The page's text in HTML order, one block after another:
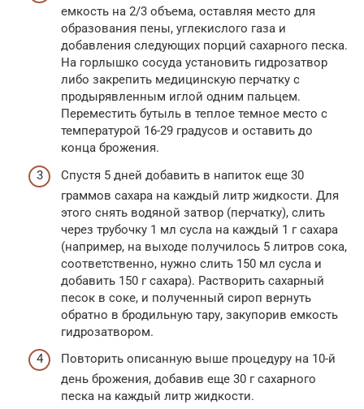
емкость на 2/3 объема, оставляя место для
образования пены, углекислого газа и
добавления следующих порций сахарного песка.
На горлышко сосуда установить гидрозатвор
либо закрепить медицинскую перчатку с
продырявленным иглой одним пальцем.
Переместить бутыль в теплое темное место с
температурой 16-29 градусов и оставить до
конца брожения.
Спустя 5 дней добавить в напиток еще 30
граммов сахара на каждый литр жидкости. Для
этого снять водяной затвор (перчатку), слить
через трубочку 1 мл сусла на каждый 1 г сахара
(например, на выходе получилось 5 литров сока,
соответственно, нужно слить 150 мл сусла и
добавить 150 г сахара). Растворить сахарный
песок в соке, и полученный сироп вернуть
обратно в бродильную тару, закупорив емкость
гидрозатвором.
Повторить описанную выше процедуру на 10-й
день брожения, добавив еще 30 г сахарного
песка на каждый литр жидкости.